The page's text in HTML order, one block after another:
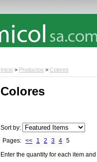
Inicio > Productos > Colores
Colores
Sort by:
Pages: << 1 2 3 4 5
Enter the quantity for each item